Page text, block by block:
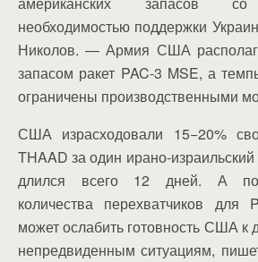
необходимостью поддержки
Николов. — Армия США
запасом ракет PAC-3 MSE, а
ограничены производственными
США израсходовали 15−20%
THAAD за один ирано-
длился всего 12 дней. А
количества перехватчиков для
может ослабить готовность США к
непредвиденным ситуациям,